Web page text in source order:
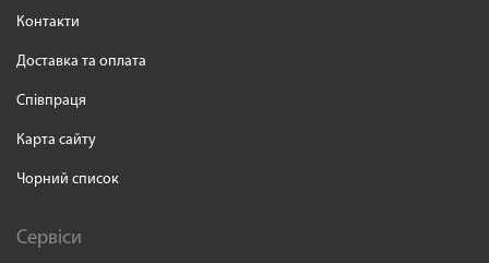
Контакти
Доставка та оплата
Співпраця
Карта сайту
Чорний список
Сервіси